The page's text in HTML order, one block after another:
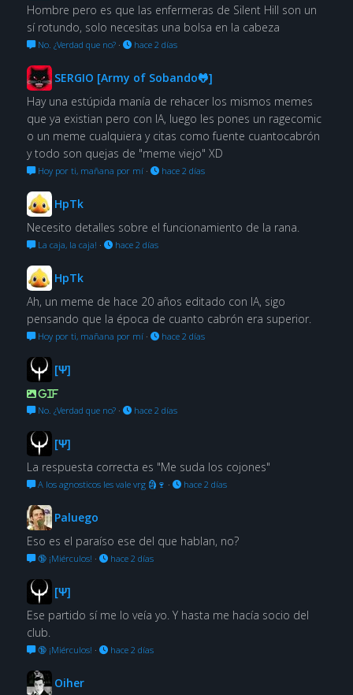
Hombre pero es que las enfermeras de Silent Hill son un
sí rotundo, solo necesitas una bolsa en la cabeza
No. ¿Verdad que no?· hace 2 días
SERGIO [Army of Sobando🐸]
Hay una estúpida manía de rehacer los mismos memes
que ya existian pero con IA, luego les pones un ragecomic
o un meme cualquiera y citas como fuente cuantocabrón
y todo son quejas de "meme viejo" XD
Hoy por ti, mañana por mí· hace 2 días
HpTk
Necesito detalles sobre el funcionamiento de la rana.
La caja, la caja! · hace 2 días
HpTk
Ah, un meme de hace 20 años editado con IA, sigo
pensando que la época de cuanto cabrón era superior.
Hoy por ti, mañana por mí· hace 2 días
[Ψ]
GIF
No. ¿Verdad que no?· hace 2 días
[Ψ]
La respuesta correcta es "Me suda los cojones"
A los agnosticos les vale vrg 🗿🍷 · hace 2 días
Paluego
Eso es el paraíso ese del que hablan, no?
🔞 ¡Miérculos! · hace 2 días
[Ψ]
Ese partido sí me lo veía yo. Y hasta me hacía socio del
club.
🔞 ¡Miérculos! · hace 2 días
Oiher